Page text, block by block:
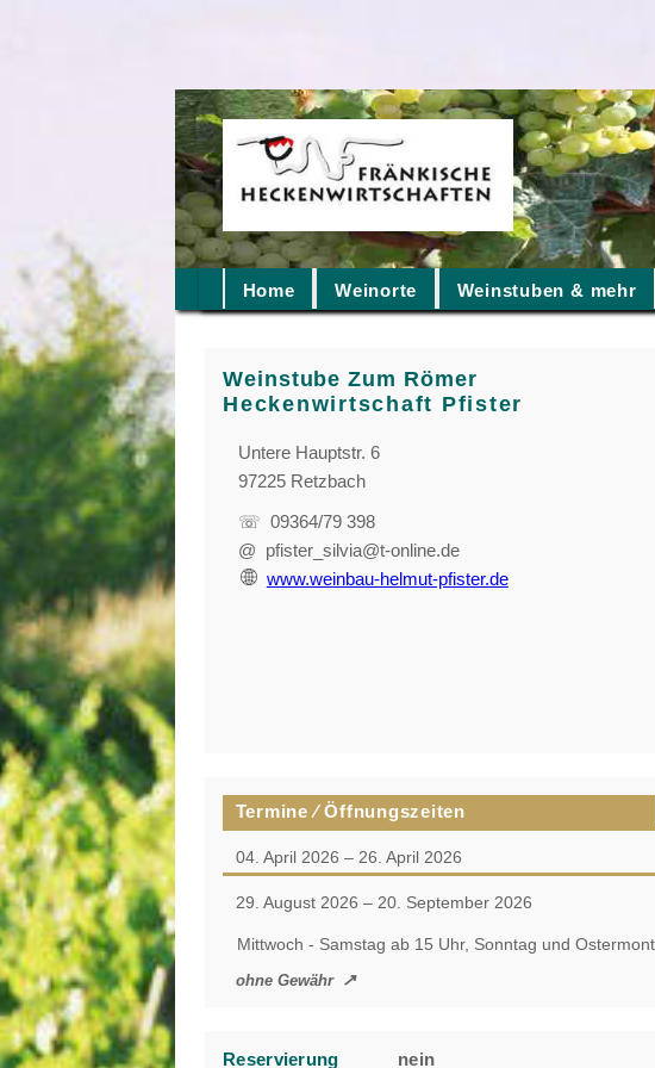
Home Weinorte Weinstuben & mehr
Weinstube Zum Römer
Heckenwirtschaft Pfister
Untere Hauptstr. 6
97225 Retzbach
☏ 09364/79 398
@ pfister_silvia@t-online.de
www.weinbau-helmut-pfister.de
Termine ⁄ Öffnungszeiten
04. April 2026 – 26. April 2026
29. August 2026 – 20. September 2026
Mittwoch - Samstag ab 15 Uhr, Sonntag und
ohne Gewähr
Reservierung nein